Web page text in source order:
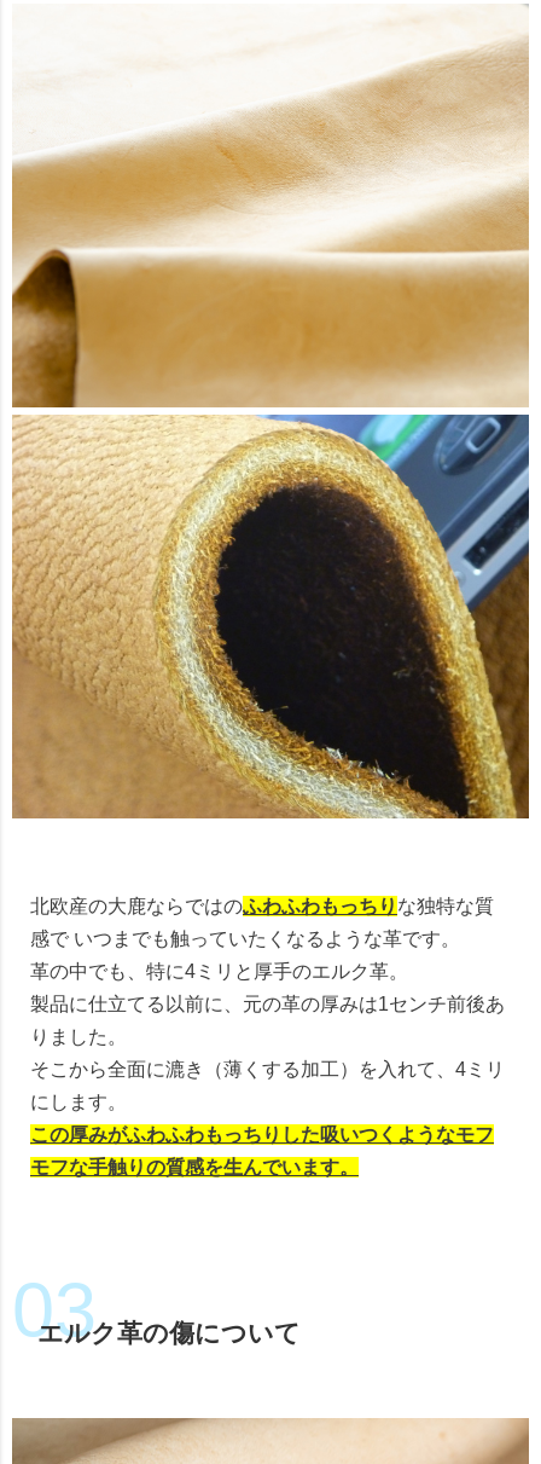
北欧産の大鹿ならではのふわふわもっちり な独特な質
感で いつまでも触っていたくなるような革です。
革の中でも、特に4ミリと厚手のエルク革。
製品に仕立てる以前に、元の革の厚みは1センチ前後あ
りました。
そこから全面に漉き（薄くする加工）を入れて、4ミリ
にします。
この厚みがふわふわもっちりした吸いつくようなモフ
モフな手触りの質感を生んでいます。
エルク革の傷について